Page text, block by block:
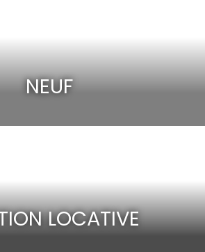
NEUF
LOCATIVE